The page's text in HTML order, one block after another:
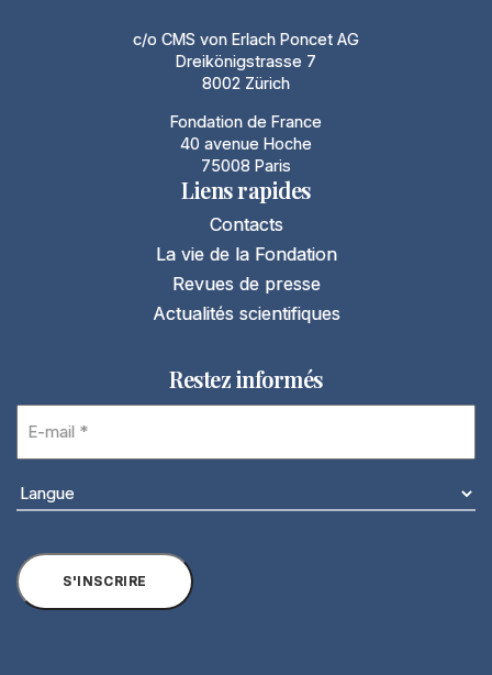
c/o CMS von Erlach Poncet AG
Dreikönigstrasse 7
8002 Zürich
Fondation de France
40 avenue Hoche
75008 Paris
Liens rapides
Contacts
La vie de la Fondation
Revues de presse
Actualités scientifiques
Restez informés
S'INSCRIRE